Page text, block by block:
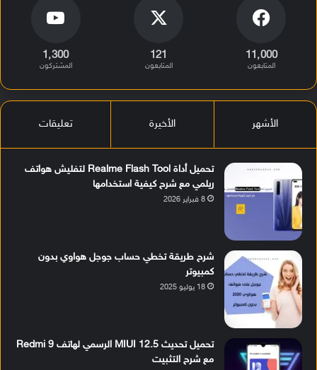
11٬000
المتابعون
121
المتابعون
1٬300
المشتركون
الأشهر الأخيرة تعليقات
تحميل أداة Realme Flash Tool لتفليش هواتف
ريلمي مع شرح كيفية استخدامها
8 فبراير 2026
شرح طريقة تخطي حساب جوجل هواوي بدون
كمبيوتر
18 يوليو 2025
تحميل تحديث MIUI 12.5 الرسمي لهاتف Redmi 9
مع شرح التثبيت